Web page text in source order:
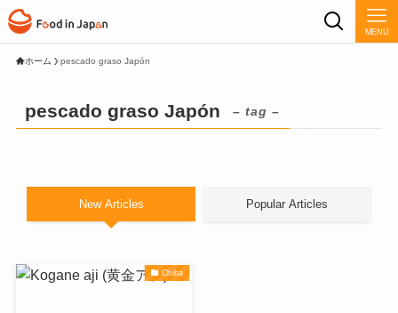
MENU
ホーム pescado graso Japón
pescado graso Japón – tag –
New Articles Popular Articles
Chiba